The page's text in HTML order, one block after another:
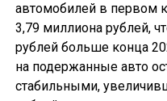
автомобилей в первом
3,79 миллиона рублей,
рублей больше конца
на подержанные авто
стабильными,